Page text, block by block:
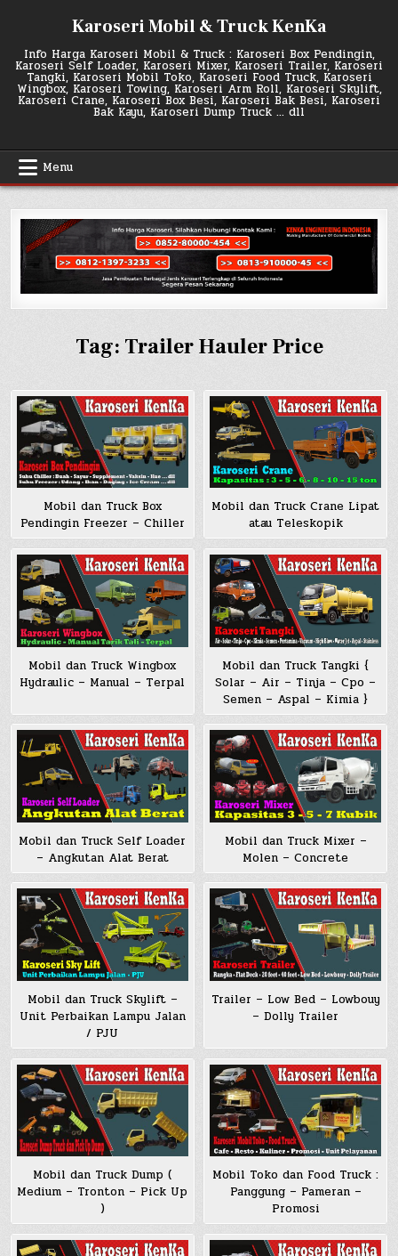
Karoseri Mobil & Truck KenKa
Info Harga Karoseri Mobil & Truck : Karoseri Box Pendingin,
Karoseri Self Loader, Karoseri Mixer, Karoseri Trailer, Karoseri
Tangki, Karoseri Mobil Toko, Karoseri Food Truck, Karoseri
Wingbox, Karoseri Towing, Karoseri Arm Roll, Karoseri Skylift,
Karoseri Crane, Karoseri Box Besi, Karoseri Bak Besi, Karoseri
Bak Kayu, Karoseri Dump Truck … dll
Menu
Tag: Trailer Hauler Price
Mobil dan Truck Box
Pendingin Freezer – Chiller
Mobil dan Truck Crane Lipat
atau Teleskopik
Mobil dan Truck Wingbox
Hydraulic – Manual – Terpal
Mobil dan Truck Tangki {
Solar – Air – Tinja – Cpo –
Semen – Aspal – Kimia }
Mobil dan Truck Self Loader
– Angkutan Alat Berat
Mobil dan Truck Mixer –
Molen – Concrete
Mobil dan Truck Skylift –
Unit Perbaikan Lampu Jalan
/ PJU
Trailer – Low Bed – Lowbouy
– Dolly Trailer
Mobil dan Truck Dump (
Medium – Tronton – Pick Up
)
Mobil Toko dan Food Truck :
Panggung – Pameran –
Promosi